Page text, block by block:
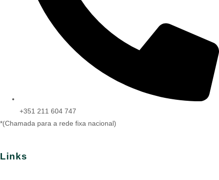
+351 211 604 747
*(Chamada para a rede fixa nacional)
Links